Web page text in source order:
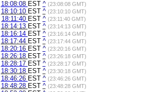
18:08:08 EST ^ (23:08:08 GMT)
18:10:10 EST ^ (23:10:10 GMT)
18:11:40 EST ^ (23:11:40 GMT)
18:14:13 EST ^ (23:14:13 GMT)
18:16:14 EST ^ (23:16:14 GMT)
18:17:44 EST ^ (23:17:44 GMT)
18:20:16 EST ^ (23:20:16 GMT)
18:26:18 EST ^ (23:26:18 GMT)
18:28:17 EST ^ (23:28:17 GMT)
18:30:18 EST ^ (23:30:18 GMT)
18:46:26 EST ^ (23:46:26 GMT)
18:48:28 EST ^ (23:48:28 GMT)